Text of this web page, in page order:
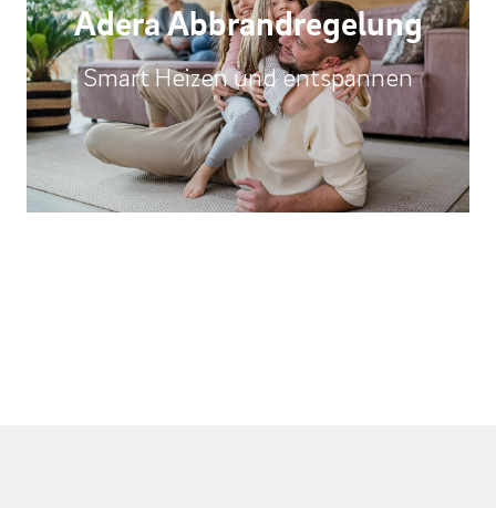
Adera Abbrandregelung
Smart Heizen und entspannen